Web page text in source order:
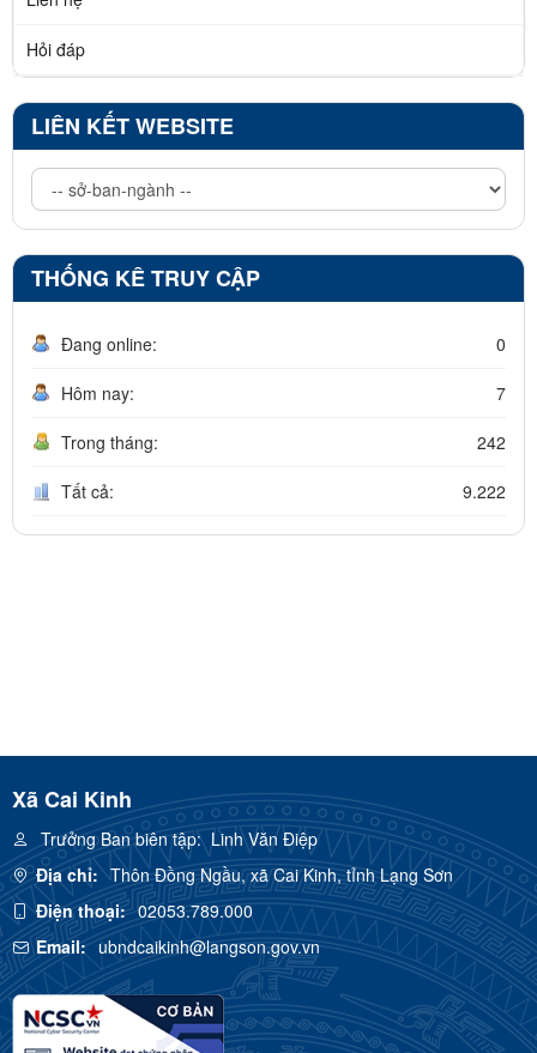
Hỏi đáp
LIÊN KẾT WEBSITE
THỐNG KÊ TRUY CẬP
Đang online: 0
Hôm nay: 7
Trong tháng: 242
Tất cả: 9.222
Xã Cai Kinh
Trưởng Ban biên tập:Linh Văn Điệp
Địa chỉ: Thôn Đồng Ngầu, xã Cai Kinh, tỉnh Lạng Sơn
Điện thoại: 02053.789.000
Email: ubndcaikinh@langson.gov.vn